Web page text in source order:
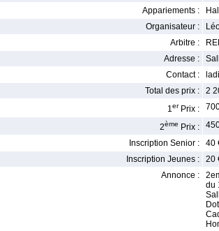
Appariements :
Organisateur :
Arbitre :
Adresse :
Contact :
Total des prix :
2
1er Prix :
2ème Prix :
Inscription Senior :
40
Inscription Jeunes :
20
Annonce :
du